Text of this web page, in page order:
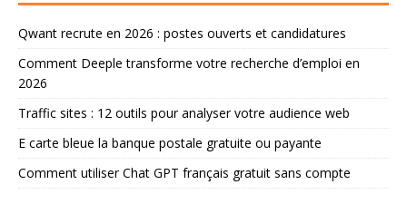
Qwant recrute en 2026 : postes ouverts et candidatures
Comment Deeple transforme votre recherche d’emploi en
2026
Traffic sites : 12 outils pour analyser votre audience web
E carte bleue la banque postale gratuite ou payante
Comment utiliser Chat GPT français gratuit sans compte